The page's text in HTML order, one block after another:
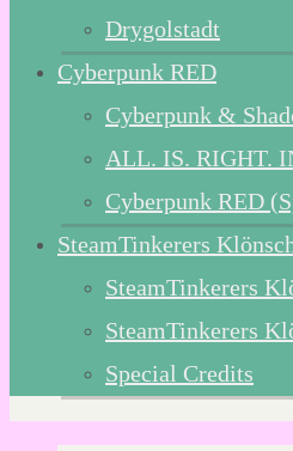
Drygolstadt
Cyberpunk RED
Cyberpunk &
ALL. IS. RIGHT.
Cyberpunk RED
SteamTinkerers
SteamTinkerers
SteamTinkerers
Special Credits